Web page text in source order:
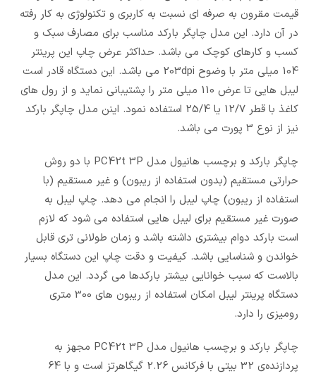
قیمت مقرون به صرفه ای نسبت به کاربری و تکنولوژی به کار رفته
در آن دارد. این مدل چاپگر بارکد مناسب برای مصارف سبک و
کسب و کارهای کوچک می باشد. حداکثر عرض چاپ این پرینتر
104 میلی متر با وضوح 203dpi می باشد. این دستگاه قادر است
لیبل هایی تا عرض 110 میلی متر را پشتیبانی نماید و از رول های
کاغذ با قطر 12/7 یا 25/4 استفاده نمود. اینن مدل چاپگر بارکد
نیز از نوع 3 پورت می باشد.
چاپگر بارکد و برچسب هانیول مدل PC42t 3P با دو روش
حرارتی مستقیم (بدون استفاده از ریبون) و غیر مستقیم (با
استفاده از ریبون) چاپ لیبل را انجام می دهد. چاپ لیبل به
صورت غیر مستقیم برای لیبل هایی استفاده می شود که لازم
است بارکد دوام بیشتری داشته باشد و زمان طولانی تری قابل
خواندن و شناسایی باشد. کیفیت و دقت چاپ این دستگاه بسیار
بالاست که سبب خوانایی بیشتر بارکدها می گردد. این مدل
دستگاه پرینتر لیبل امکان استفاده از ریبون های 300 متری
رومیزی را دارد.
چاپگر بارکد و برچسب هانیول مدل PC42t 3P مجهز به
پردازنده‌ی 32 بیتی با فرکانس 2.26 گیگاهرتز است و با 64